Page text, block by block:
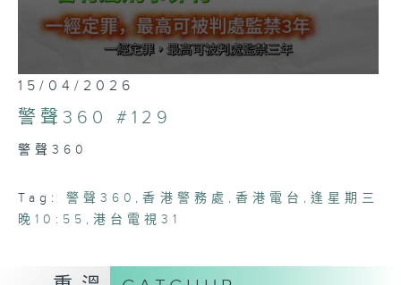
0
seconds
of
6
7
15/04/2026
警聲360 #129
警聲360
Tag: 警聲360 ,香港警務處 , 香港電台 ,逢星期三
晚10:55 ,港台電視31